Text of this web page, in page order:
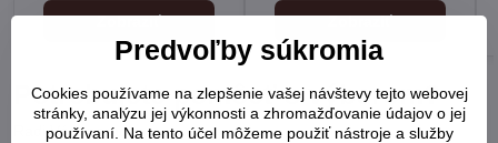
Zobraziť Zobraziť
Potrebujete pomôcť s výberom?
Radi Vám poradíme:
Predvoľby súkromia
Cookies používame na zlepšenie vašej návštevy tejto webovej
stránky, analýzu jej výkonnosti a zhromažďovanie údajov o jej
používaní. Na tento účel môžeme použiť nástroje a služby